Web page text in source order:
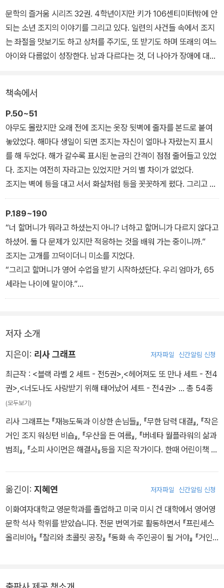
문학의 즐거움 시리즈 32권. 4학년이지만 키가 106센티미터밖에 안
되는 소년 조지의 이야기를 그리고 있다. 일련의 사건들 속에서 조지
는 좌절을 맛보기도 하고 상처를 주기도, 또 받기도 하며 또래의 여느
아이와 다름없이 성장한다. 남과 다르다는 것, 더 나아가 장애에 대한
조지는 단짝 친구 앤디와 신 나게 뛰어놀고, 엄마의 피아노 레슨을 듣
는 여학생 앨리슨을 짝사랑하는 평범한 열 살 소년이다. 그렇게 평화
롭던 조지의 일상은 갑작스런 사건들로 꼬이기 시작한다. 우선 엄마
가 아기를 가졌다. 조지는 쑥쑥 자라는 동생과 비교될 거라는 예감과
그 동생에게 부모님의 사랑을 영영 빼앗길지도 모른다는 불안감에 울
적해진다.
또, 단짝 앤디도 새로운 친구 러스를 사귀면서 조지의 자리는 안팎으
로 위협받는다. 엎친 데 덮친 격으로 심술쟁이 제니 때문에 학교 연극
에서 난쟁이인 조지가 미국 역사상 최장신 대통령인 에이브러햄 링컨
역을 연기해야 하는 난처한 상황을 맞게 되는데….
책속에서
P.50~51
아무도 몰랐지만 오래 전에 조지는 옷장 뒷벽에 줄자를 본드로 붙여
놓았었다. 해마다 생일이 되면 조지는 자신이 얼마나 자랐는지 표시
를 해 두었다. 해가 갈수록 표시된 눈금의 간격이 점점 줄어들고 있었
다. 조지는 여전히 자라고는 있었지만 거의 별 차이가 없었다.
조지는 벽에 등을 대고 서서 화살처럼 등을 꼿꼿하게 폈다. 그리고 연
필로 머리끝을 벽에 표시한 다음, 돌아서서 쳐다보았다.
106센티미터. 이전과 똑같았다. 지난 8월부터 조금도 자라지 않았
다.
조지는 연필을 꼭 쥔 채 무릎을 꿇고 앉아 또 다른 표시를 했다. 16센
티미터. 그러고는 다시 서서 뚫어져라 쳐다보았다.
아직 태어나지도 않았지만 아기 고질라는 벌써 자신을 따라잡으려 하
고 있었다.
조지는 줄자 앞에 다시 옷 무더기를 쌓아 놓았다. 그리고 쾅 소리가 나
와 함께 쓰레기통에 던져 넣었다.
P.189~190
“너 할머니가 뭐라고 하셨는지 아니? 너하고 할머니가 다르지 않다고
하셨어. 둘 다 문제가 있지만 적응하는 것을 배워 가는 중이니까.”
조지는 고개를 끄덕이더니 미소를 지었다.
“그리고 할머니가 영어 수업을 받기 시작하셨단다. 우리 엄마가, 65
세라는 나이에 말이야.”
모레티 부인은 환하게 웃으며 계속 했다.
“와, 정말 잘됐네요.”
앤디의 엄마는 조지에게 팔을 두르고는 꼭 안아 주었다.
“나도 너에게 고맙다고 하고 싶구나, 조지. 우리 엄마를 도와줘서. 넌
정말 좋은 아이야.”
저자 소개
지은이: 리사 그래프 저자파일 신간알림 신청
최근작 : <블랙 라벨 2 세트 - 전5권>,<헤어져도 또 만나 세트 - 전4
권>,<너도나도 사랑받기 위해 태어났어 세트 - 전4권> … 총 54종
(모두보기)
리사 그래프는 『재능도둑과 이상한 손님들』, 『무한 담력 대결』, 『작은
거인 조지 워싱턴 비숍』, 『우산을 든 여름』, 『버네타 월플라워의 삶과
범죄』, 『소피 사이먼은 해결사』등을 지은 작가이다. 한때 어린이책 편
이크를 즐겨 굽는다. 가끔씩은 땅콩버터도 만든다.
옮긴이: 지혜연 저자파일 신간알림 신청
이화여자대학교 영문학과를 졸업하고 미국 미시 건 대학에서 영어영
문학 석사 학위를 받았습니다. 전문 번역가로 활동하면서 『프린세스
올리비아』 『찰리와 초콜릿 공장』 『동화 속 주인공이 될 거야』 『거인